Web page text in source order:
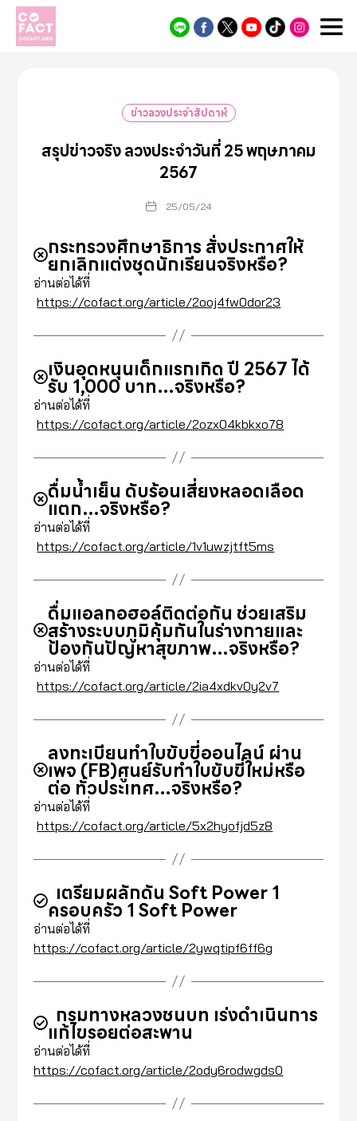
Cofact
ข่าวลวงประจำสัปดาห์
สรุปข่าวจริง ลวงประจำวันที่ 25 พฤษภาคม
2567
25/05/24
กระทรวงศึกษาธิการ สั่งประกาศให้
ยกเลิกแต่งชุดนักเรียนจริงหรือ?
อ่านต่อได้ที่
https://cofact.org/article/2ooj4fw0dor23
เงินอุดหนุนเด็กแรกเกิด ปี 2567 ได้
รับ 1,000 บาท…จริงหรือ?
อ่านต่อได้ที่
https://cofact.org/article/2ozx04kbkxo78
ดื่มน้ำเย็น ดับร้อนเสี่ยงหลอดเลือด
แตก…จริงหรือ?
อ่านต่อได้ที่
https://cofact.org/article/1v1uwzjtft5ms
ดื่มแอลกอฮอล์ติดต่อกัน ช่วยเสริม
สร้างระบบภูมิคุ้มกันในร่างกายและ
ป้องกันปัญหาสุขภาพ…จริงหรือ?
อ่านต่อได้ที่
https://cofact.org/article/2ia4xdkv0y2v7
ลงทะเบียนทำใบขับขี่ออนไลน์ ผ่าน
เพจ (FB)ศูนย์รับทำใบขับขี่ใหม่หรือ
ต่อ ทั่วประเทศ…จริงหรือ?
อ่านต่อได้ที่
https://cofact.org/article/5x2hyofjd5z8
เตรียมผลักดัน Soft Power 1
ครอบครัว 1 Soft Power
อ่านต่อได้ที่
https://cofact.org/article/2ywqtipf6ff6g
กรมทางหลวงชนบท เร่งดำเนินการ
แก้ไขรอยต่อสะพาน
อ่านต่อได้ที่
https://cofact.org/article/2ody6rodwgds0